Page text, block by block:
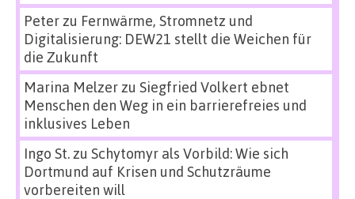
Peterzu Fernwärme, Stromnetz und
Digitalisierung: DEW21 stellt die Weichen für
die Zukunft
Marina Melzerzu Siegfried Volkert ebnet
Menschen den Weg in ein barrierefreies und
inklusives Leben
Ingo St.zu Schytomyr als Vorbild: Wie sich
Dortmund auf Krisen und Schutzräume
vorbereiten will